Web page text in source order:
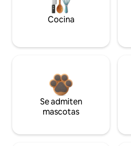
Cocina
Se admiten
mascotas